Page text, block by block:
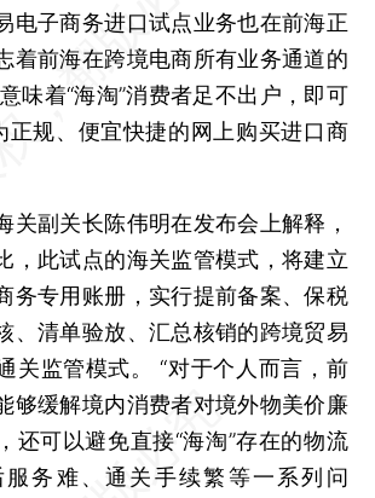
电子商务进口试点业务也在前海正
着前海在跨境电商所有业务通道的
味着“海淘”消费者足不出户，即可
正规、便宜快捷的网上购买进口商
副关长陈伟明在发布会上解释，
，此试点的海关监管模式，将建立
务专用账册，实行提前备案、保税
、清单验放、汇总核销的跨境贸易
关监管模式。 “对于个人而言，前
够缓解境内消费者对境外物美价廉
还可以避免直接“海淘”存在的物流
务难、通关手续繁等一系列问